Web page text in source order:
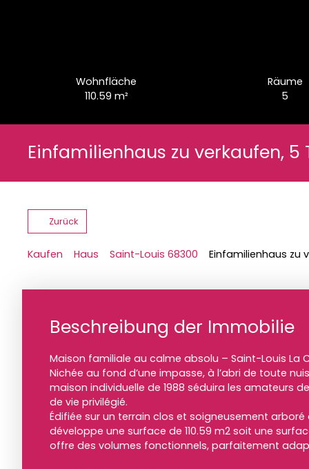
Wohnfläche
110.59 m²
Räume
5
Einfamilienhaus zu verkaufen,
Zurück
Kaufen Haus Saint-Louis 68300 Einfamilienhaus zu
Beschreibung der Immobilie
Maison familiale au calme absolu – Saint-Louis La
Nichée au fond d’une impasse, à l’abri de toute
maison individuelle de 1988 séduira les amateurs
de vie privilégié.
Édifiée sur un terrain clos et soigneusement arboré
développe une surface de 110.59 m2 soit une
offre des volumes fonctionnels, parfaitement